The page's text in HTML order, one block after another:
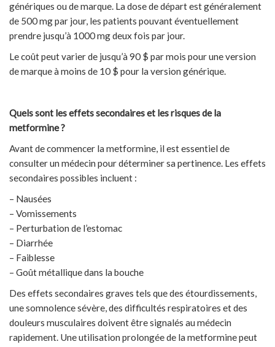
génériques ou de marque. La dose de départ est généralement
de 500 mg par jour, les patients pouvant éventuellement
prendre jusqu’à 1000 mg deux fois par jour.
Le coût peut varier de jusqu’à 90 $ par mois pour une version
de marque à moins de 10 $ pour la version générique.
Quels sont les effets secondaires et les risques de la
metformine ?
Avant de commencer la metformine, il est essentiel de
consulter un médecin pour déterminer sa pertinence. Les effets
secondaires possibles incluent :
– Nausées
– Vomissements
– Perturbation de l’estomac
– Diarrhée
– Faiblesse
– Goût métallique dans la bouche
Des effets secondaires graves tels que des étourdissements,
une somnolence sévère, des difficultés respiratoires et des
douleurs musculaires doivent être signalés au médecin
rapidement. Une utilisation prolongée de la metformine peut